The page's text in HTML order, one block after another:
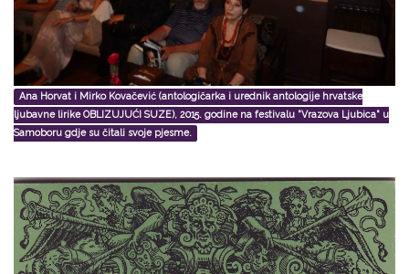
Ana Horvat i Mirko Kovačević (antologičarka i urednik antologije hrvatske
ljubavne lirike OBLIZUJUĆI SUZE), 2015. godine na festivalu "Vrazova Ljubica" u
Samoboru gdje su čitali svoje pjesme.